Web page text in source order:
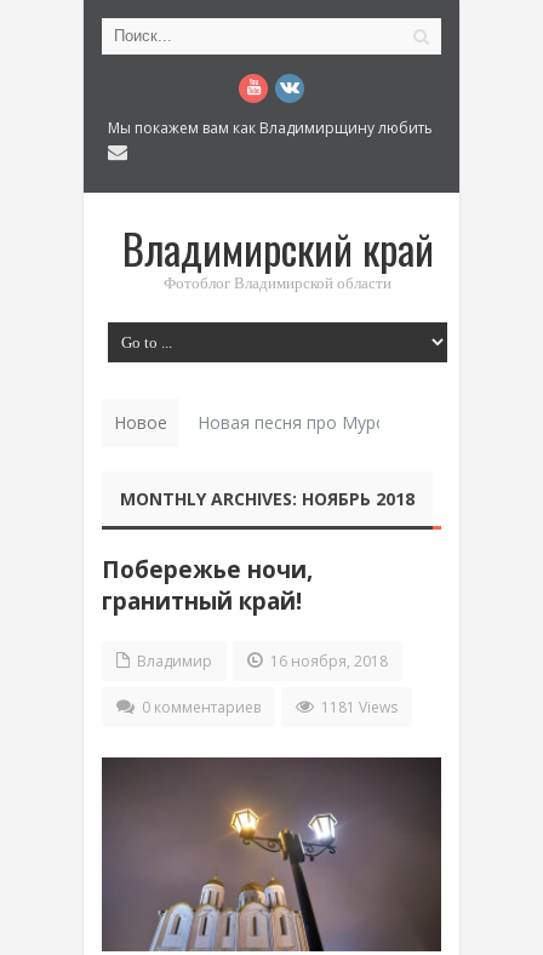
Мы покажем вам как Владимирщину любить
Владимирский край
Фотоблог Владимирской области
Новое Новая песня про Муром: «Былинный
MONTHLY ARCHIVES: НОЯБРЬ 2018
Побережье ночи,
гранитный край!
Владимир 16 ноября, 2018
0 комментариев 1181 Views